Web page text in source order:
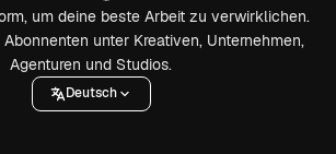
um deine beste Arbeit zu verwirklichen.
unter Kreativen, Unternehmen,
Agenturen und Studios.
Deutsch